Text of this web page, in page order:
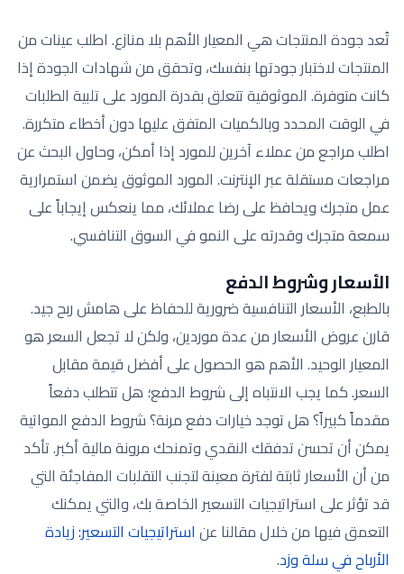
تُعد جودة المنتجات هي المعيار الأهم بلا منازع. اطلب عينات من
المنتجات لاختبار جودتها بنفسك، وتحقق من شهادات الجودة إذا
كانت متوفرة. الموثوقية تتعلق بقدرة المورد على تلبية الطلبات
في الوقت المحدد وبالكميات المتفق عليها دون أخطاء متكررة.
اطلب مراجع من عملاء آخرين للمورد إذا أمكن، وحاول البحث عن
مراجعات مستقلة عبر الإنترنت. المورد الموثوق يضمن استمرارية
عمل متجرك ويحافظ على رضا عملائك، مما ينعكس إيجاباً على
سمعة متجرك وقدرته على النمو في السوق التنافسي.
الأسعار وشروط الدفع
بالطبع، الأسعار التنافسية ضرورية للحفاظ على هامش ربح جيد.
قارن عروض الأسعار من عدة موردين، ولكن لا تجعل السعر هو
المعيار الوحيد. الأهم هو الحصول على أفضل قيمة مقابل
السعر. كما يجب الانتباه إلى شروط الدفع؛ هل تتطلب دفعاً
مقدماً كبيراً؟ هل توجد خيارات دفع مرنة؟ شروط الدفع المواتية
يمكن أن تحسن تدفقك النقدي وتمنحك مرونة مالية أكبر. تأكد
من أن الأسعار ثابتة لفترة معينة لتجنب التقلبات المفاجئة التي
قد تؤثر على استراتيجيات التسعير الخاصة بك، والتي يمكنك
التعمق فيها من خلال مقالنا عن استراتيجيات التسعير: زيادة
الأرباح في سلة وزد.